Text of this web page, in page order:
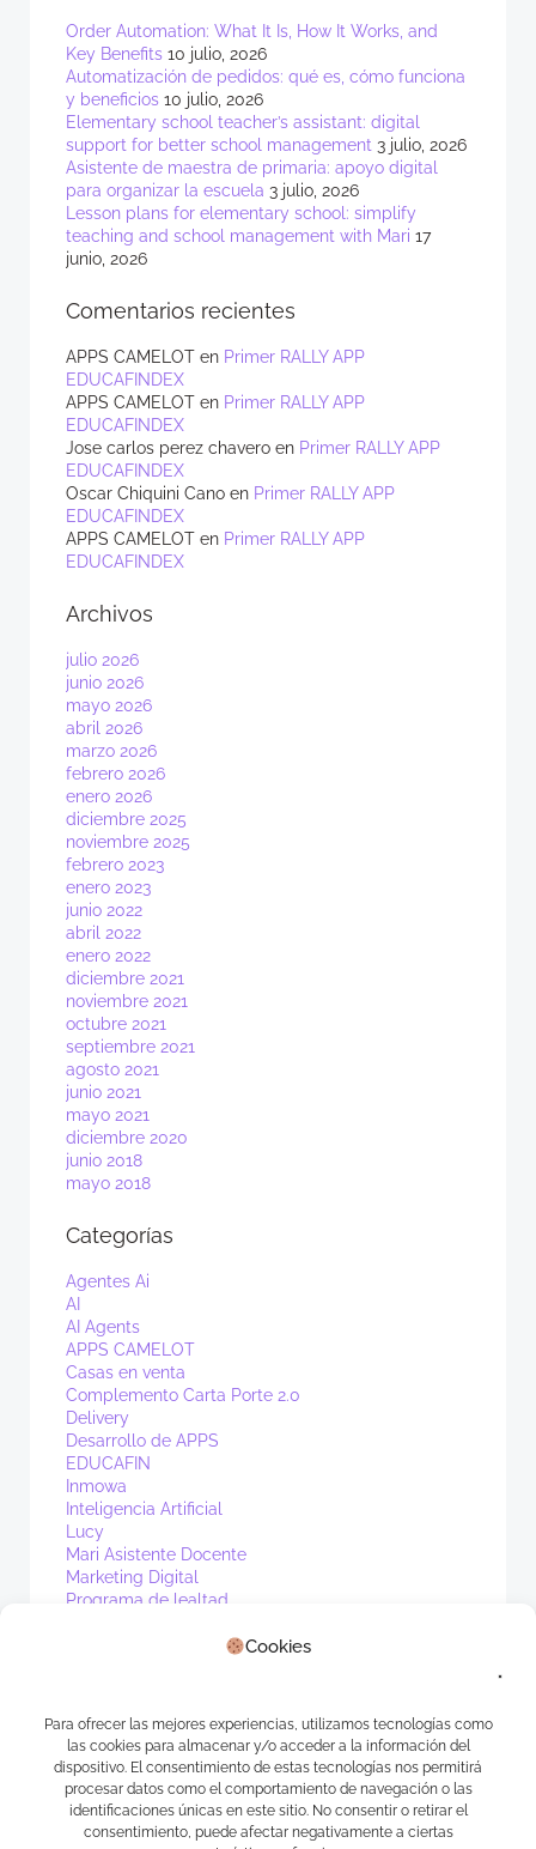
Cookies
Para ofrecer las mejores experiencias, utilizamos tecnologías como
las cookies para almacenar y/o acceder a la información del
dispositivo. El consentimiento de estas tecnologías nos permitirá
procesar datos como el comportamiento de navegación o las
identificaciones únicas en este sitio. No consentir o retirar el
consentimiento, puede afectar negativamente a ciertas
Order Automation: What It Is, How It Works, and
Key Benefits 10 julio, 2026
Automatización de pedidos: qué es, cómo funciona
y beneficios 10 julio, 2026
Elementary school teacher’s assistant: digital
support for better school management 3 julio, 2026
Asistente de maestra de primaria: apoyo digital
para organizar la escuela 3 julio, 2026
Lesson plans for elementary school: simplify
teaching and school management with Mari 17
junio, 2026
Comentarios recientes
APPS CAMELOT en Primer RALLY APP
EDUCAFINDEX
APPS CAMELOT en Primer RALLY APP
EDUCAFINDEX
Jose carlos perez chavero en Primer RALLY APP
EDUCAFINDEX
Oscar Chiquini Cano en Primer RALLY APP
EDUCAFINDEX
APPS CAMELOT en Primer RALLY APP
EDUCAFINDEX
Archivos
julio 2026
junio 2026
mayo 2026
abril 2026
marzo 2026
febrero 2026
enero 2026
diciembre 2025
noviembre 2025
febrero 2023
enero 2023
junio 2022
abril 2022
enero 2022
diciembre 2021
noviembre 2021
octubre 2021
septiembre 2021
agosto 2021
junio 2021
mayo 2021
diciembre 2020
junio 2018
mayo 2018
Categorías
Agentes Ai
AI
AI Agents
APPS CAMELOT
Casas en venta
Complemento Carta Porte 2.0
Delivery
Desarrollo de APPS
EDUCAFIN
Inmowa
Inteligencia Artificial
Lucy
Mari Asistente Docente
Marketing Digital
Programa de lealtad
WhatsApp
Meta
Acceder
Feed de entradas